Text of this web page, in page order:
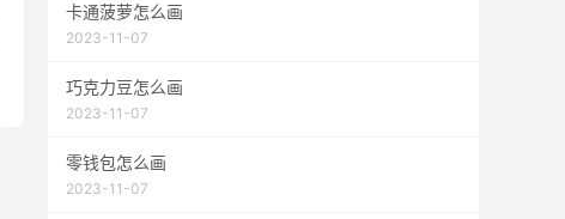
卡通菠萝怎么画
2023-11-07
巧克力豆怎么画
2023-11-07
零钱包怎么画
2023-11-07